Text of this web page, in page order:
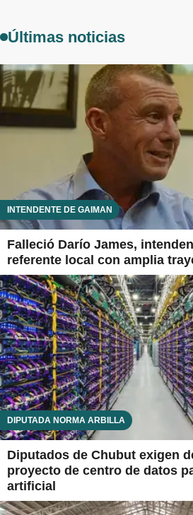
Últimas noticias
INTENDENTE DE GAIMAN
Falleció Darío James,
referente local con amplia
DIPUTADA NORMA ARBILLA
Diputados de Chubut exigen
proyecto de centro de datos
artificial